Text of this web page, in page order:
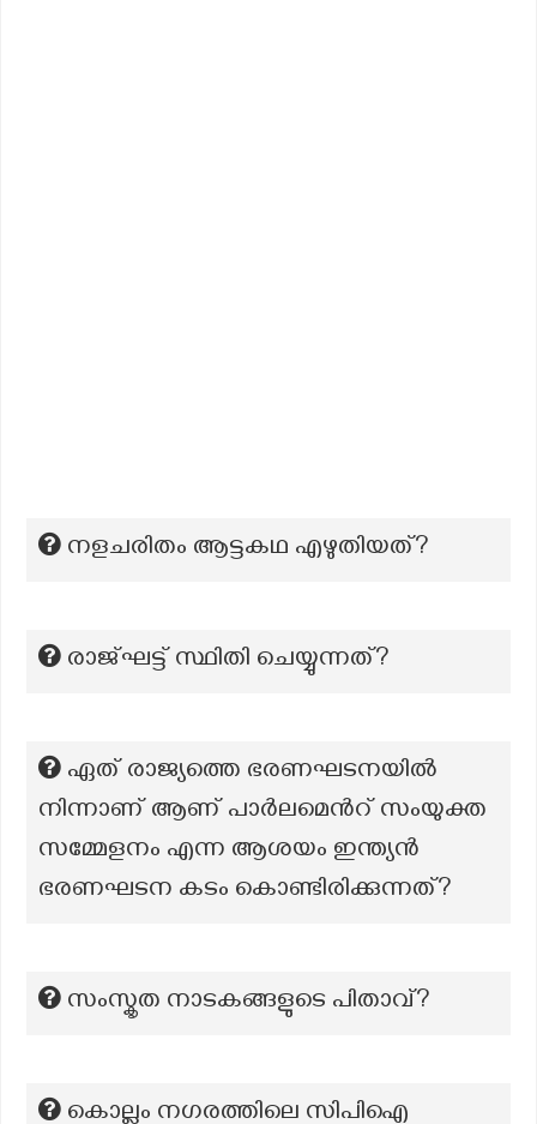
നളചരിതം ആട്ടകഥ എഴുതിയത്?
രാജ്ഘട്ട് സ്ഥിതി ചെയ്യുന്നത്?
ഏത് രാജ്യത്തെ ഭരണഘടനയിൽ
നിന്നാണ് ആണ് പാർലമെൻറ് സംയുക്ത
സമ്മേളനം എന്ന ആശയം ഇന്ത്യൻ
ഭരണഘടന കടം കൊണ്ടിരിക്കുന്നത്?
സംസ്കൃത നാടകങ്ങളുടെ പിതാവ്?
കൊല്ലം നഗരത്തിലെ സിപിഐ